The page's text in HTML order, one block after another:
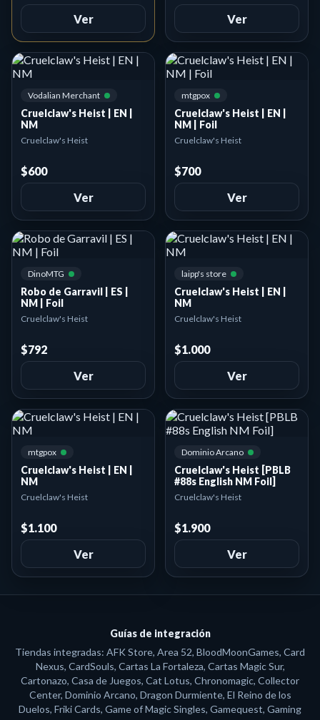
Ver
Ver
Vodalian Merchant
Cruelclaw's Heist | EN |
NM
Cruelclaw's Heist
$600
Ver
mtgpox
Cruelclaw's Heist | EN |
NM | Foil
Cruelclaw's Heist
$700
Ver
DinoMTG
Robo de Garravil | ES |
NM | Foil
Cruelclaw's Heist
$792
Ver
laipp's store
Cruelclaw's Heist | EN |
NM
Cruelclaw's Heist
$1.000
Ver
mtgpox
Cruelclaw's Heist | EN |
NM
Cruelclaw's Heist
$1.100
Ver
Dominio Arcano
Cruelclaw's Heist [PBLB
#88s English NM Foil]
Cruelclaw's Heist
$1.900
Ver
Guías de integración
Tiendas integradas: AFK Store, Area 52, BloodMoonGames, Card
Nexus, CardSouls, Cartas La Fortaleza, Cartas Magic Sur,
Cartonazo, Casa de Juegos, Cat Lotus, Chronomagic, Collector
Center, Dominio Arcano, Dragon Durmiente, El Reino de los
Duelos, Friki Cards, Game of Magic Singles, Gamequest, Gaming